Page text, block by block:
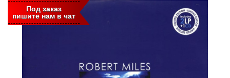
Под заказ
пишите нам в чат